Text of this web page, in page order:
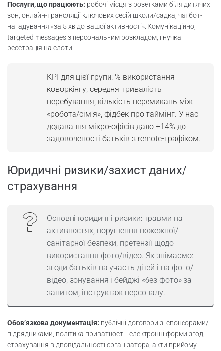
Послуги, що працюють: робочі місця з розетками біля дитячих
зон, онлайн-трансляції ключових сесій школи/садка, чатбот-
нагадування «за 5 хв до вашої активності». Комунікаційно,
targeted messages з персональним розкладом, гнучка
реєстрація на слоти.
KPI для цієї групи: % використання
коворкінгу, середня тривалість
перебування, кількість перемикань між
«робота/сім’я», фідбек про таймінг. У нас
додавання мікро-офісів дало +14% до
задоволеності батьків з remote-графіком.
Юридичні ризики/захист даних/
страхування
Основні юридичні ризики: травми на
активностях, порушення пожежної/
санітарної безпеки, претензії щодо
використання фото/відео. Як знімаємо:
згоди батьків на участь дітей і на фото/
відео, зонування і бейджі «без фото» за
запитом, інструктаж персоналу.
Обов’язкова документація: публічні договори зі спонсорами/
підрядниками, політика приватності і електронні форми згод,
страхування відповідальності організатора, акти прийому-